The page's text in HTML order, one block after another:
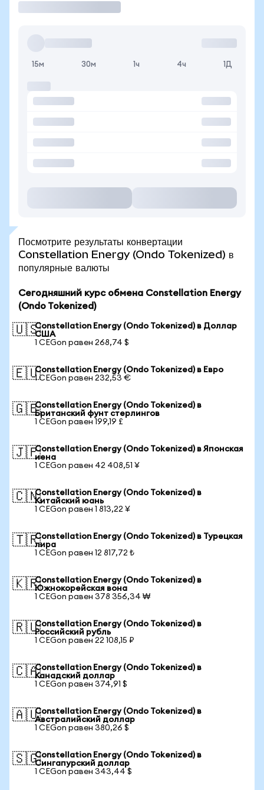
15м 30м 1ч 4ч 1Д
Посмотрите результаты конвертации
Constellation Energy (Ondo Tokenized) в
популярные валюты
Сегодняшний курс обмена Constellation Energy
(Ondo Tokenized)
🇺🇸Constellation Energy (Ondo Tokenized) в Доллар
США
1 CEGon равен 268,74 $
🇪🇺Constellation Energy (Ondo Tokenized) в Евро
1 CEGon равен 232,53 €
🇬🇧Constellation Energy (Ondo Tokenized) в
Британский фунт стерлингов
1 CEGon равен 199,19 £
🇯🇵Constellation Energy (Ondo Tokenized) в Японская
иена
1 CEGon равен 42 408,51 ¥
🇨🇳Constellation Energy (Ondo Tokenized) в
Китайский юань
1 CEGon равен 1 813,22 ¥
🇹🇷Constellation Energy (Ondo Tokenized) в Турецкая
лира
1 CEGon равен 12 817,72 ₺
🇰🇷Constellation Energy (Ondo Tokenized) в
Южнокорейская вона
1 CEGon равен 378 356,34 ₩
🇷🇺Constellation Energy (Ondo Tokenized) в
Российский рубль
1 CEGon равен 22 108,15 ₽
🇨🇦Constellation Energy (Ondo Tokenized) в
Канадский доллар
1 CEGon равен 374,91 $
🇦🇺Constellation Energy (Ondo Tokenized) в
Австралийский доллар
1 CEGon равен 380,26 $
🇸🇬Constellation Energy (Ondo Tokenized) в
Сингапурский доллар
1 CEGon равен 343,44 $